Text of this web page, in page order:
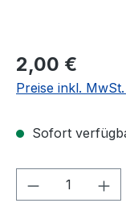
Regulärer Preis:
2,00 €
Preise inkl.
Sofort
Produkt